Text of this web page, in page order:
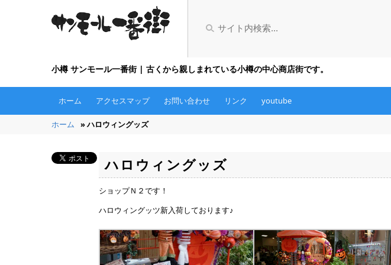
小樽 サンモール一番街 | 古くから親しまれている小樽の中心商店街です。
ホーム アクセスマップ お問い合わせ リンク youtube
ホーム » ハロウィングッズ
ハロウィングッズ
ショップＮ２です！
ハロウィングッツ新入荷しております♪